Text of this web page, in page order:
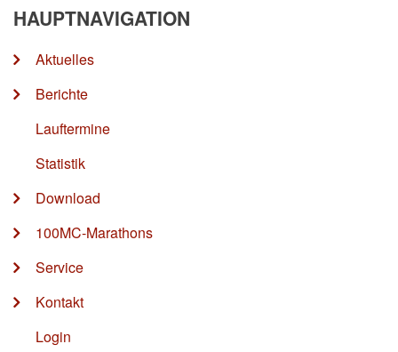
HAUPTNAVIGATION
Aktuelles
Berichte
Lauftermine
Statistik
Download
100MC-Marathons
Service
Kontakt
Login